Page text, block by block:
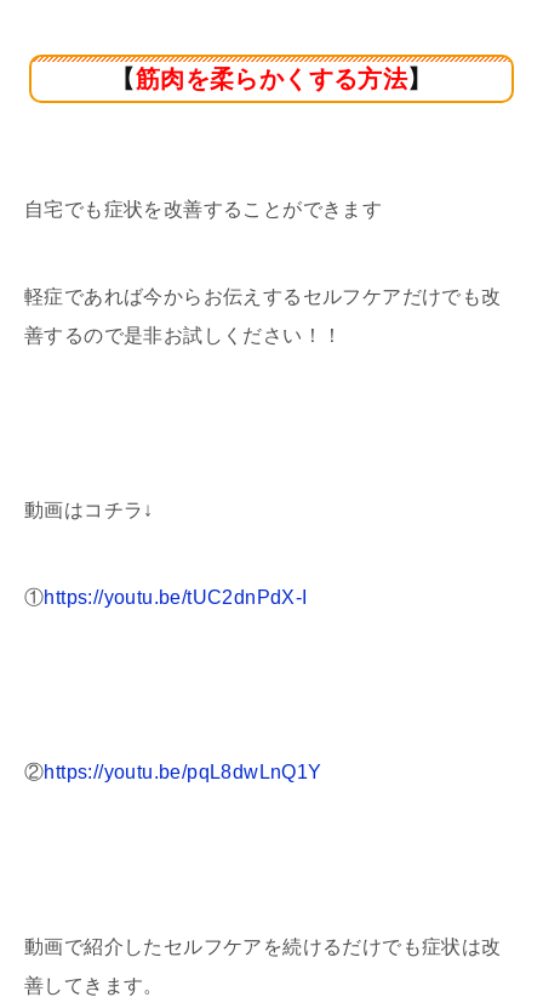
【筋肉を柔らかくする方法】
自宅でも症状を改善することができます
軽症であれば今からお伝えするセルフケアだけでも改
善するので是非お試しください！！
動画はコチラ↓
①https://youtu.be/tUC2dnPdX-I
②https://youtu.be/pqL8dwLnQ1Y
動画で紹介したセルフケアを続けるだけでも症状は改
善してきます。